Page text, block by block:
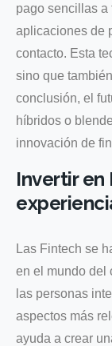
pago sencillas a
aplicaciones de
contacto. Esta
sino que
conclusión, el
híbridos o
innovación de
Invertir en
Las Fintech se
en el mundo del
las personas
aspectos más
ayuda a crear